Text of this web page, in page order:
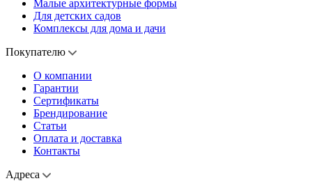
Малые архитектурные формы
Для детских садов
Комплексы для дома и дачи
Покупателю
О компании
Гарантии
Сертификаты
Брендирование
Статьи
Оплата и доставка
Контакты
Адреса